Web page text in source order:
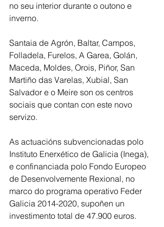
no seu interior durante o outono e
inverno.
Santaia de Agrón, Baltar, Campos,
Folladela, Furelos, A Garea, Golán,
Maceda, Moldes, Orois, Piñor, San
Martiño das Varelas, Xubial, San
Salvador e o Meire son os centros
sociais que contan con este novo
servizo.
As actuacións subvencionadas polo
Instituto Enerxético de Galicia (Inega),
e confinanciada polo Fondo Europeo
de Desenvolvemente Rexional, no
marco do programa operativo Feder
Galicia 2014-2020, supoñen un
investimento total de 47.900 euros.